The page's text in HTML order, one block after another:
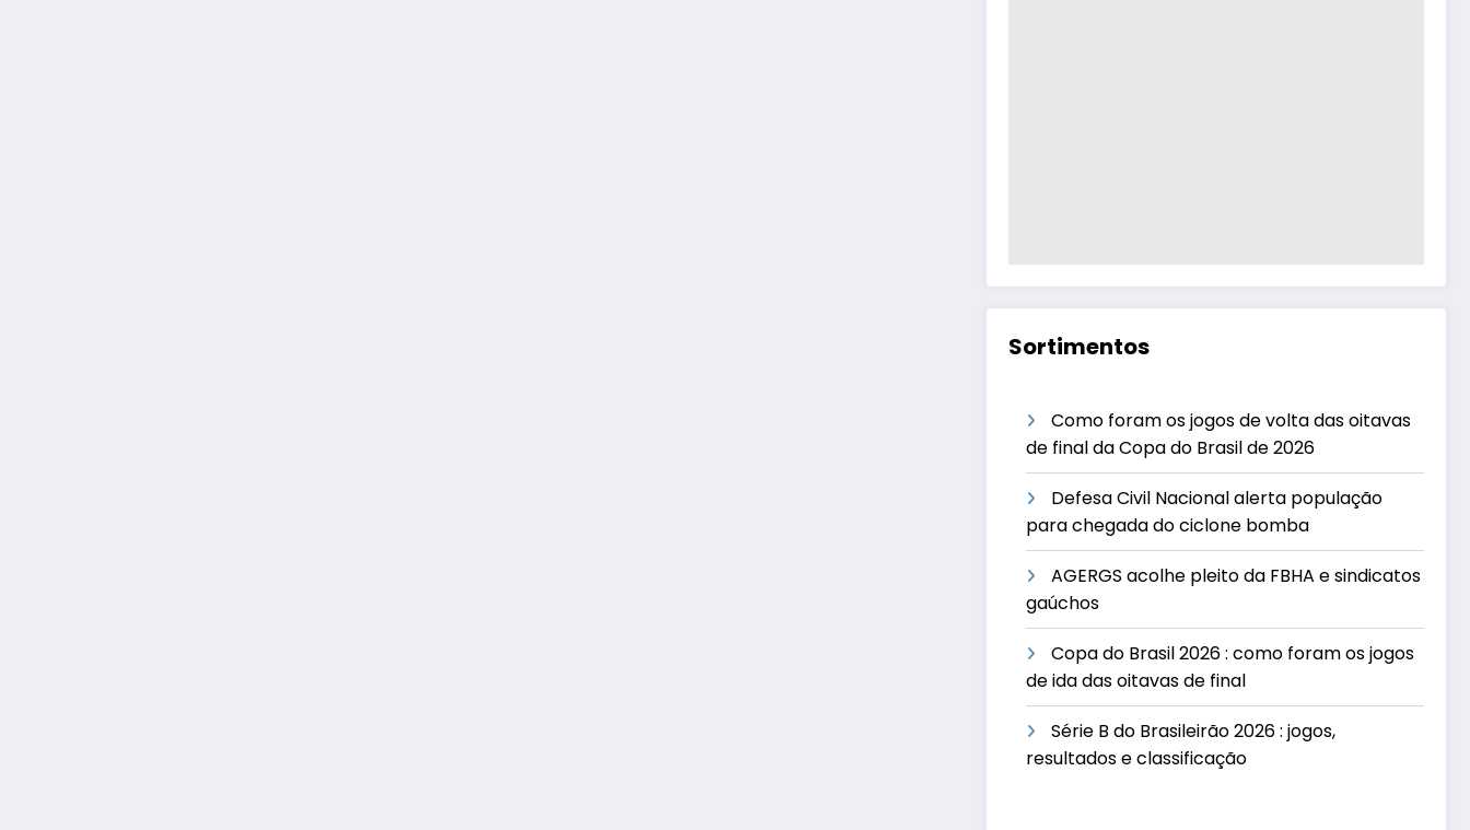
Sortimentos
Como foram os jogos de volta das oitavas
de final da Copa do Brasil de 2026
Defesa Civil Nacional alerta população
para chegada do ciclone bomba
AGERGS acolhe pleito da FBHA e sindicatos
gaúchos
Copa do Brasil 2026 : como foram os jogos
de ida das oitavas de final
Série B do Brasileirão 2026 : jogos,
resultados e classificação